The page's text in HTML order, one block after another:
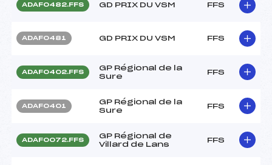
ADAF0482.FFS GD PRIX DU VSM FFS
ADAF0481 GD PRIX DU VSM FFS
ADAF0402.FFS
GP Régional de la
Sure
FFS
ADAF0401
GP Régional de la
Sure
FFS
ADAF0072.FFS
GP Régional de
Villard de Lans
FFS